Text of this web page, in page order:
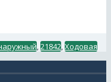
21842 Ходовая